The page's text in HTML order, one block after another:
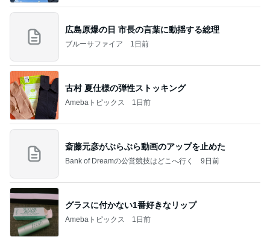
広島原爆の日 市長の言葉に動揺する総理
ブルーサファイア 1日前
古村 夏仕様の弾性ストッキング
Amebaトピックス 1日前
斎藤元彦がぶらぶら動画のアップを止めた
Bank of Dreamの公営競技はどこへ行く 9日前
グラスに付かない1番好きなリップ
Amebaトピックス 1日前